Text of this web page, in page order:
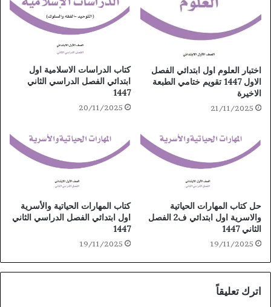
اختبار العلوم اول ابتدائي الفصل
الاول 1447 تقويم ختامي الطبعة
الاخيرة
21/11/2025
كتاب الدراسات الاسلامية اول
ابتدائي الفصل الدراسي الثاني
1447
20/11/2025
حل كتاب المهارات الحياتية
والاسرية اول ابتدائي ف2 الفصل
الثاني 1447
19/11/2025
كتاب المهارات الحياتية والأسرية
اول ابتدائي الفصل الدراسي الثاني
1447
19/11/2025
اترك تعليقاً